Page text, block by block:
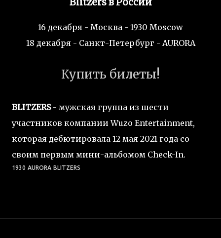
16 декабря - Москва - 1930 Moscow
18 декабря - Санкт-Петербург - AURORA
Купить билеты!
BLITZERS- мужская группа из шести
участников компании Wuzo Entertainment,
которая дебютировала 12 мая 2021 года со
своим первым мини-альбомом Check-In.
1930 AURORA BLITZERS